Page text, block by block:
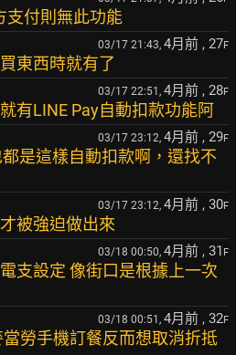
支付則無此功能
03/17 21:43, 4月前 , 27F
東西時就有了
03/17 22:51, 4月前 , 28F
有LINE Pay自動扣款功能阿
03/17 23:12, 4月前 , 29F
是這樣自動扣款啊，還找不
03/17 23:12, 4月前 , 30F
被強迫做出來
03/18 00:50, 4月前 , 31 F
支設定 像街口是根據上一次
03/18 00:51, 4月前 , 32F
勞手機訂餐反而想取消折抵